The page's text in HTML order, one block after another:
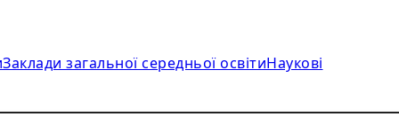
Заклади загальної середньої освітиНаукові